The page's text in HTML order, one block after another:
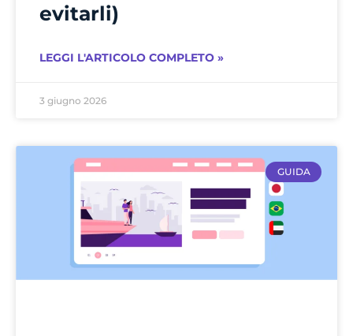
evitarli)
LEGGI L'ARTICOLO COMPLETO »
3 giugno 2026
GUIDA